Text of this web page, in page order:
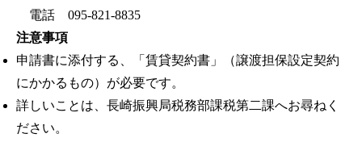
電話 095-821-8835
注意事項
申請書に添付する、「賃貸契約書」（譲渡担保設定契約
にかかるもの）が必要です。
詳しいことは、長崎振興局税務部課税第二課へお尋ねく
ださい。